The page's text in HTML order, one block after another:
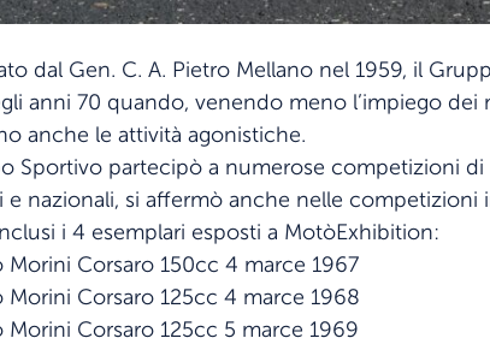
dal Gen. C. A. Pietro Mellano nel 1959, il
anni 70 quando, venendo meno l’impiego
anche le attività agonistiche.
Sportivo partecipò a numerose competizioni
e nazionali, si affermò anche nelle
i 4 esemplari esposti a MotòExhibition:
Morini Corsaro 150cc 4 marce 1967
Morini Corsaro 125cc 4 marce 1968
Morini Corsaro 125cc 5 marce 1969